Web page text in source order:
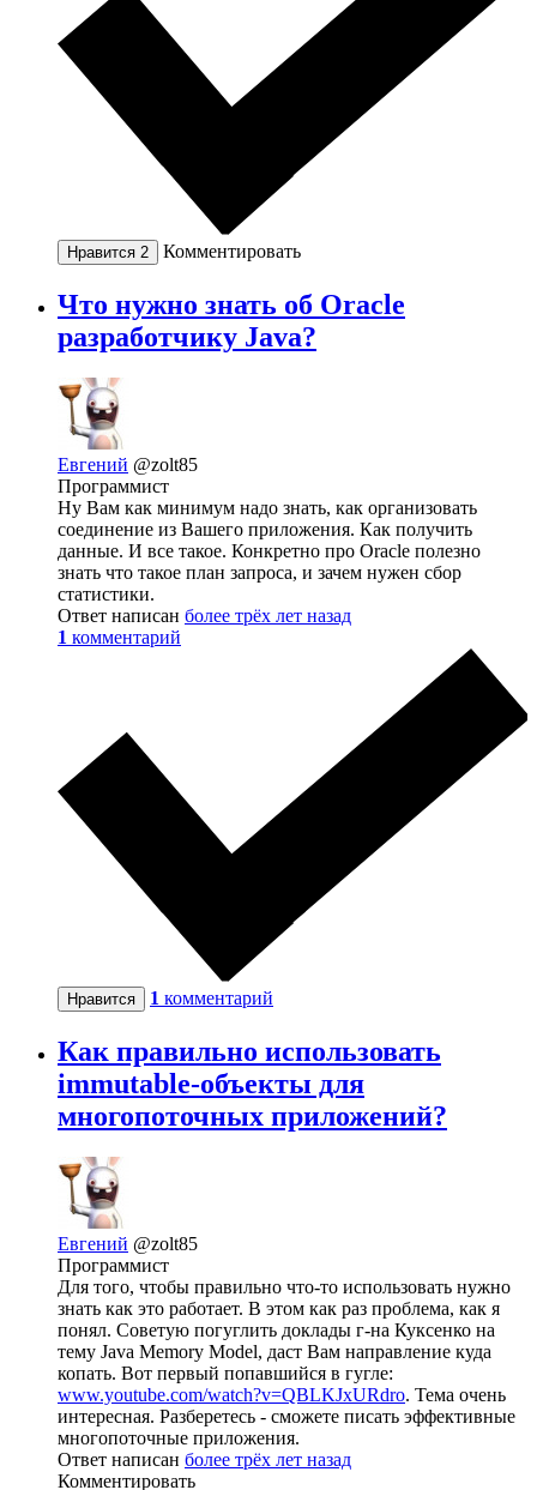
Нравится 2 Комментировать
Что нужно знать об Oracle
разработчику Java?
Евгений @zolt85
Программист
Ну Вам как минимум надо знать, как организовать
соединение из Вашего приложения. Как получить
данные. И все такое. Конкретно про Oracle полезно
знать что такое план запроса, и зачем нужен сбор
статистики.
Ответ написан более трёх лет назад
1 комментарий
Нравится 1 комментарий
Как правильно использовать
immutable-объекты для
многопоточных приложений?
Евгений @zolt85
Программист
Для того, чтобы правильно что-то использовать нужно
знать как это работает. В этом как раз проблема, как я
понял. Советую погуглить доклады г-на Куксенко на
тему Java Memory Model, даст Вам направление куда
копать. Вот первый попавшийся в гугле:
www.youtube.com/watch?v=QBLKJxURdro. Тема очень
интересная. Разберетесь - сможете писать эффективные
многопоточные приложения.
Ответ написан более трёх лет назад
Комментировать